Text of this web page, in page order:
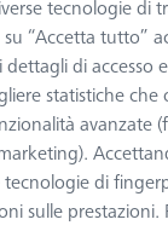
sezione trovate i
nascono
di controllo,
tecnologie di
su “Accetta tutto”
dettagli di accesso
statistiche
avanzate
tecnologie di
sulle